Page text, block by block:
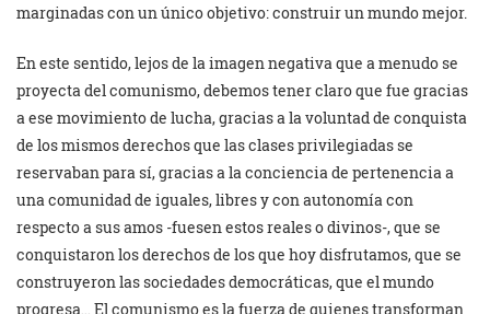
marginadas con un único objetivo: construir un mundo mejor.
En este sentido, lejos de la imagen negativa que a menudo se
proyecta del comunismo, debemos tener claro que fue gracias
a ese movimiento de lucha, gracias a la voluntad de conquista
de los mismos derechos que las clases privilegiadas se
reservaban para sí, gracias a la conciencia de pertenencia a
una comunidad de iguales, libres y con autonomía con
respecto a sus amos -fuesen estos reales o divinos-, que se
conquistaron los derechos de los que hoy disfrutamos, que se
construyeron las sociedades democráticas, que el mundo
progresa… El comunismo es la fuerza de quienes transforman